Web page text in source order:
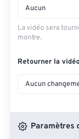
Aucun
La vidéo sera
montre.
Retourner la
Aucun
Paramètres